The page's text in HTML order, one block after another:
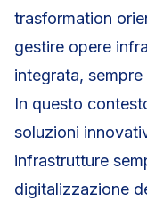
trasformation
gestire opere
integrata,
In questo
soluzioni
infrastrutture
digitalizzazione